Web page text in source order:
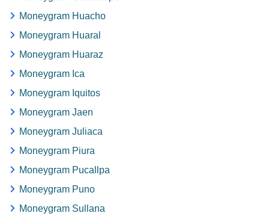
Moneygram Huacho
Moneygram Huaral
Moneygram Huaraz
Moneygram Ica
Moneygram Iquitos
Moneygram Jaen
Moneygram Juliaca
Moneygram Piura
Moneygram Pucallpa
Moneygram Puno
Moneygram Sullana